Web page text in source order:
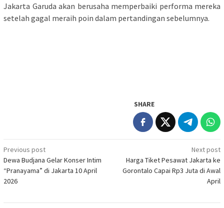
Jakarta Garuda akan berusaha memperbaiki performa mereka
setelah gagal meraih poin dalam pertandingan sebelumnya.
SHARE
Post
navigation
Previous post
Dewa Budjana Gelar Konser Intim
“Pranayama” di Jakarta 10 April
2026
Next post
Harga Tiket Pesawat Jakarta ke
Gorontalo Capai Rp3 Juta di Awal
April